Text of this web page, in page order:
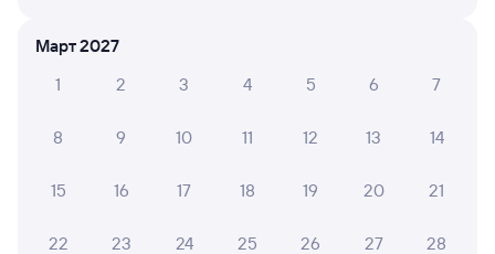
Март 2027
1
2 3 4 5 6 7
8 9 10 11 12 13 14
15 16 17 18 19 20 21
22 23 24 25 26 27 28